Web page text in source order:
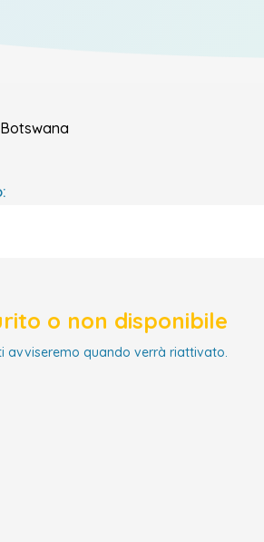
Botswana
o non disponibile
avviseremo quando verrà riattivato.